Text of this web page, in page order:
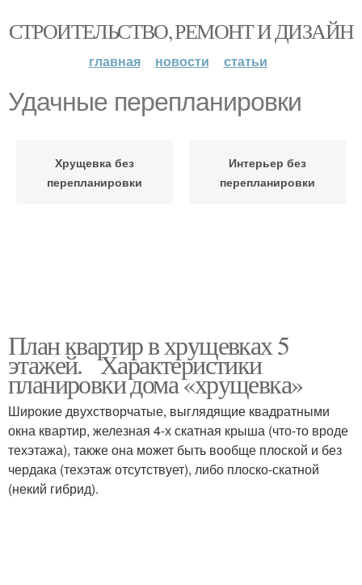
СТРОИТЕЛЬСТВО, РЕМОНТ И ДИЗАЙН
главная новости статьи
Удачные перепланировки
Хрущевка без
перепланировки
Интерьер без
перепланировки
План квартир в хрущевках 5
этажей. Характеристики
планировки дома «хрущевка»
Широкие двухстворчатые, выглядящие квадратными
окна квартир, железная 4-х скатная крыша (что-то вроде
техэтажа), также она может быть вообще плоской и без
чердака (техэтаж отсутствует), либо плоско-скатной
(некий гибрид).